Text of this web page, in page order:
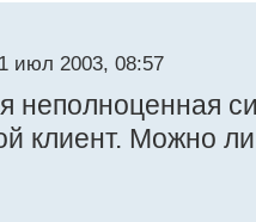
июл 2003, 08:57
неполноценная
клиент. Можно